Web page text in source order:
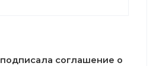
соглашение о